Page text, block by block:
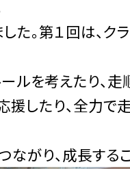
た。第１回は、
を考えたり、走
援したり、全力で
がり、成長する